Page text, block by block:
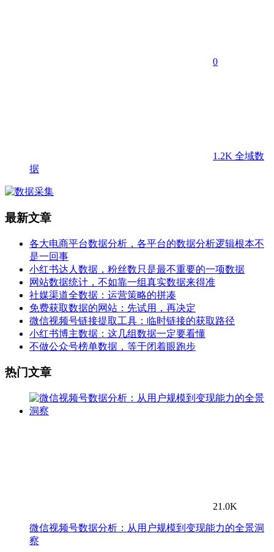
0
1.2K 全域数
据
最新文章
各大电商平台数据分析，各平台的数据分析逻辑根本不
是一回事
小红书达人数据，粉丝数只是最不重要的一项数据
网站数据统计，不如靠一组真实数据来得准
社媒渠道全数据：运营策略的拼凑
免费获取数据的网站：先试用，再决定
微信视频号链接提取工具：临时链接的获取路径
小红书博主数据：这几组数据一定要看懂
不做公众号榜单数据，等于闭着眼跑步
热门文章
21.0K
微信视频号数据分析：从用户规模到变现能力的全景洞
察